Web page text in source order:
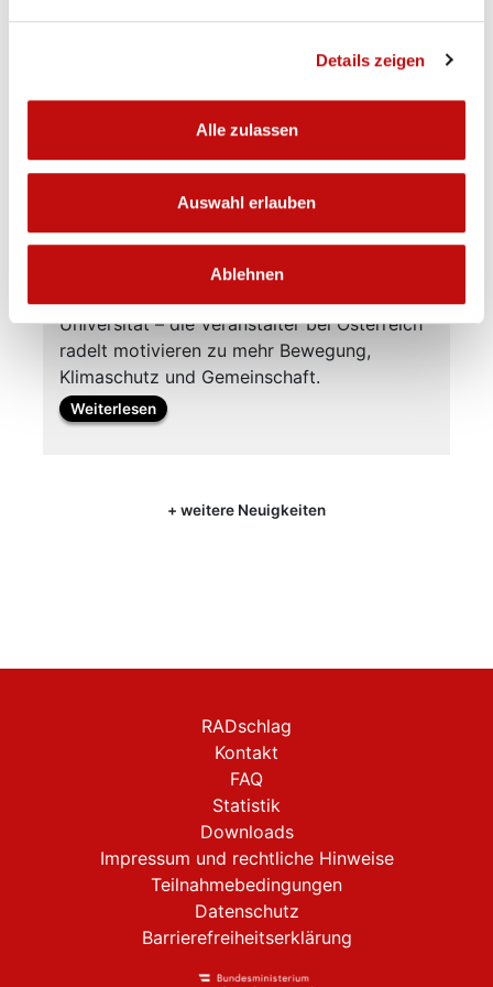
Details zeigen
Alle zulassen
Auswahl erlauben
Ablehnen
Gemeinsam radeln.
Gemeinsam bewegen.
Universität – die Veranstalter bei Österreich
radelt motivieren zu mehr Bewegung,
Klimaschutz und Gemeinschaft.
Weiterlesen
+ weitere Neuigkeiten
RADschlag
Kontakt
FAQ
Statistik
Downloads
Impressum und rechtliche Hinweise
Teilnahmebedingungen
Datenschutz
Barrierefreiheitserklärung